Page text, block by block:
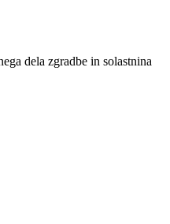
dela zgradbe in solastnina